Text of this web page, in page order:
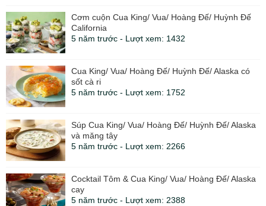
Cơm cuộn Cua King/ Vua/ Hoàng Đế/ Huỳnh Đế
California
5 năm trước - Lượt xem: 1432
Cua King/ Vua/ Hoàng Đế/ Huỳnh Đế/ Alaska có
sốt cà ri
5 năm trước - Lượt xem: 1752
Súp Cua King/ Vua/ Hoàng Đế/ Huỳnh Đế/ Alaska
và măng tây
5 năm trước - Lượt xem: 2266
Cocktail Tôm & Cua King/ Vua/ Hoàng Đế/ Alaska
cay
5 năm trước - Lượt xem: 2388